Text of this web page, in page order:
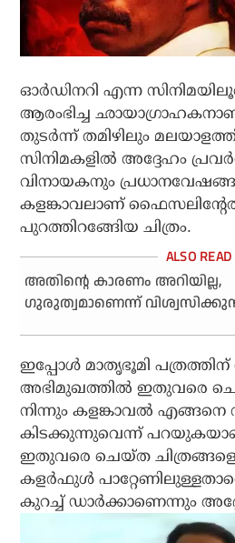
ഓര്‍ഡിനറി എന്ന
ആരംഭിച്ച
തുടര്‍ന്ന് തമിഴിലും
സിനിമകളില്‍ അദ്ദേഹം
വിനായകനും
കളങ്കാവലാണ്
പുറത്തിറങ്ങേിയ ചിത്രം.
അതിന്റെ കാരണം അറിയില്ല,
ഗുരുത്വമാണെന്ന്
ഇപ്പോള്‍ മാതൃഭൂമി
അഭിമുഖത്തില്‍ ഇതുവരെ
നിന്നും കളങ്കാവല്‍ എങ്ങനെ
കിടക്കുന്നുവെന്ന്
ഇതുവരെ ചെയ്ത
കളര്‍ഫുള്‍
കുറച്ച് ഡാര്‍ക്കാണെന്നും